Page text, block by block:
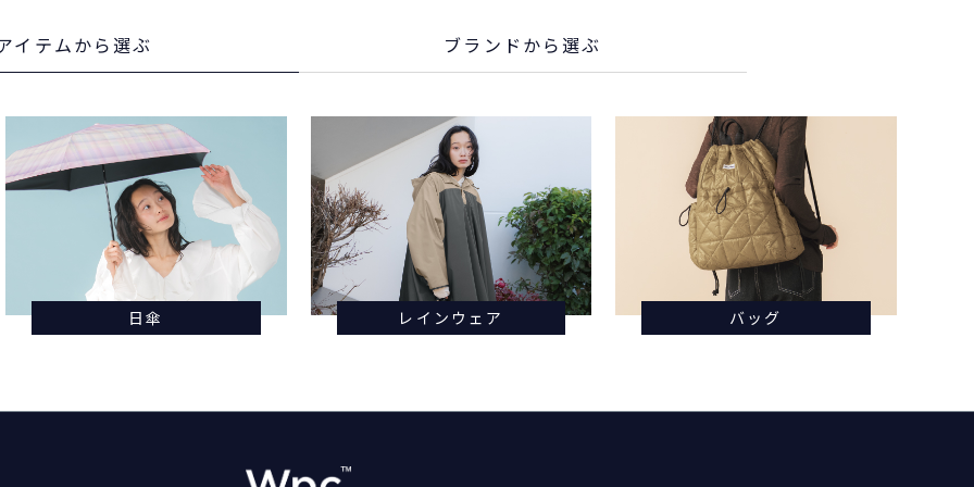
イテムから選ぶ ブランド から選ぶ
日傘 レインウェア バッグ